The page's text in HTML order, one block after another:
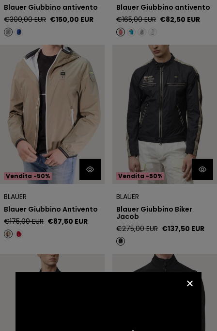
Blauer Giubbino antivento
Prezzo
regolare
€300,00 EUR Prezzo
€150,00 EUR
Blauer Giubbino antivento
Prezzo
regolare
€165,00 EUR Prezzo
€82,50 EUR
Blauer Giubbino Antivento
Vendita -50%
BLAUER
Blauer Giubbino Antivento
Prezzo
regolare
€175,00 EUR Prezzo
€87,50 EUR
Blauer Giubbino Biker Jacob
Vendita -50%
BLAUER
Blauer Giubbino Biker
Jacob
Prezzo
regolare
€275,00 EUR Prezzo
€137,50 EUR
Blauer Giubbino Bomber John Blauer Giubbino Colletto Alto